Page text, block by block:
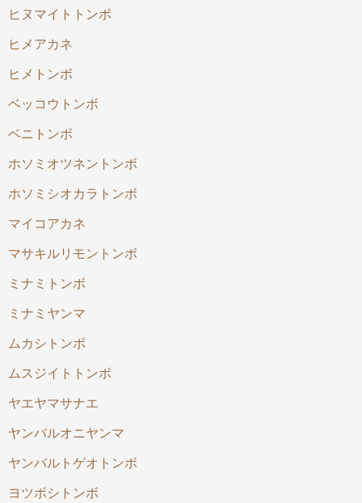
ヒヌマイトトンボ
ヒメアカネ
ヒメトンボ
ベッコウトンボ
ベニトンボ
ホソミオツネントンボ
ホソミシオカラトンボ
マイコアカネ
マサキルリモントンボ
ミナミトンボ
ミナミヤンマ
ムカシトンボ
ムスジイトトンボ
ヤエヤマサナエ
ヤンバルオニヤンマ
ヤンバルトゲオトンボ
ヨツボシトンボ